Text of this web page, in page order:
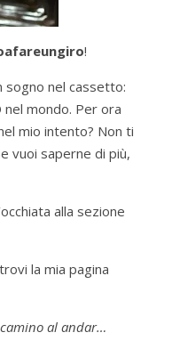
!
sogno nel cassetto:
nel mondo. Per ora
mio intento? Non ti
vuoi saperne di più,
alla sezione
la mia pagina
al andar…